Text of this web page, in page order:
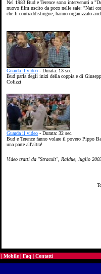
Nel 1983 Bud e Terence sono intervenuti a
nuovo film uscito da poco nelle sale: "Nati
che li contraddistingue, hanno organizzato
Guarda il video - Durata: 13 sec.
Bud parla degli inizi della coppia e di
Colizzi
Guarda il video - Durata: 32 sec.
Bud e Terence fanno volare il povero Pippo
una parte all'altra!
Video tratti da "Stracult", Raidue, luglio
| Mobile| Faq | Contatti